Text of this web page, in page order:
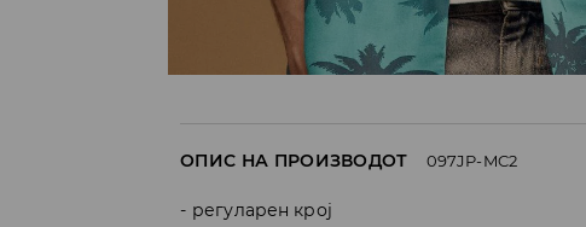
ОПИС НА ПРОИЗВОДОТ 097JP-MC2
регуларен крој